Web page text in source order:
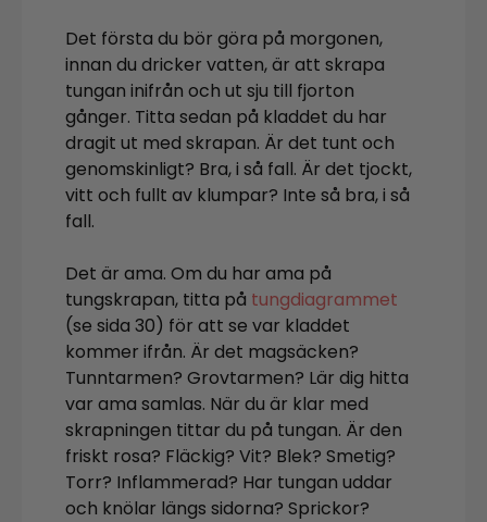
Det första du bör göra på morgonen,
innan du dricker vatten, är att skrapa
tungan inifrån och ut sju till fjorton
gånger. Titta sedan på kladdet du har
dragit ut med skrapan. Är det tunt och
genomskinligt? Bra, i så fall. Är det tjockt,
vitt och fullt av klumpar? Inte så bra, i så
fall.
Det är ama. Om du har ama på
tungskrapan, titta på tungdiagrammet
(se sida 30) för att se var kladdet
kommer ifrån. Är det magsäcken?
Tunntarmen? Grovtarmen? Lär dig hitta
var ama samlas. När du är klar med
skrapningen tittar du på tungan. Är den
friskt rosa? Fläckig? Vit? Blek? Smetig?
Torr? Inflammerad? Har tungan uddar
och knölar längs sidorna? Sprickor?